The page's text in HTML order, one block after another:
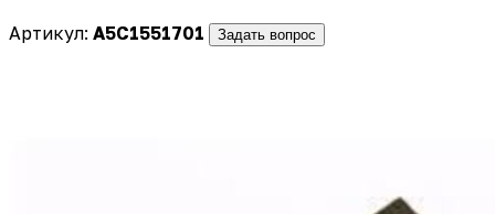
Артикул: A5C1551701 Задать вопрос